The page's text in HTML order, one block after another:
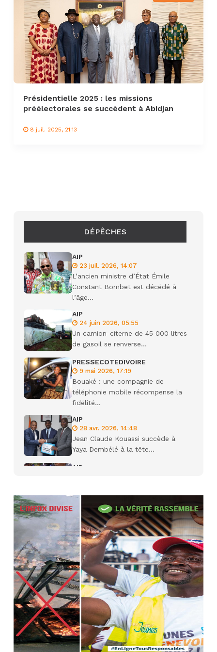
Présidentielle 2025 : les missions
préélectorales se succèdent à Abidjan
8 juil. 2025, 21:13
DÉPÊCHES
AIP
23 juil. 2026, 14:07
L’ancien ministre d’État Émile
Constant Bombet est décédé à
l’âge...
AIP
24 juin 2026, 05:55
Un camion-citerne de 45 000 litres
de gasoil se renverse...
PRESSECOTEDIVOIRE
9 mai 2026, 17:19
Bouaké : une compagnie de
téléphonie mobile récompense la
fidélité...
AIP
28 avr. 2026, 14:48
Jean Claude Kouassi succède à
Yaya Dembélé à la tête...
AIP
Camara tué lors d’attaques...
22 avr. 2026, 16:41
Des bureaux ravagés dans un
incendie survenu à la mairie...
AIP
10 avr. 2026, 09:48
Nommé Médiateur de la
République, Gaoussou Touré prend
officiellement fonction
AIP
13 mars 2026, 10:43
Nécrologie : décès de Guillaume